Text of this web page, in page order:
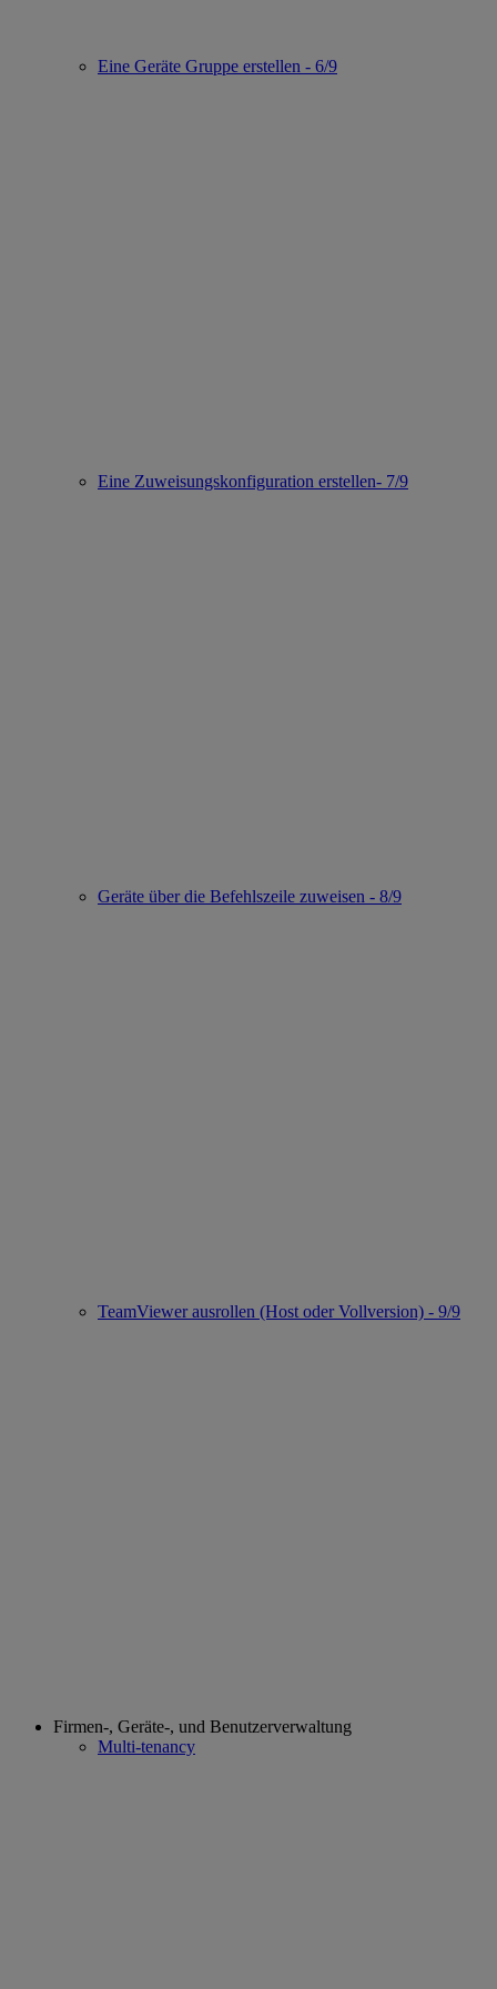
Eine Geräte Gruppe erstellen - 6/9
Eine Zuweisungskonfiguration erstellen- 7/9
Geräte über die Befehlszeile zuweisen - 8/9
TeamViewer ausrollen (Host oder Vollversion) - 9/9
Firmen-, Geräte-, und Benutzerverwaltung
Multi-tenancy